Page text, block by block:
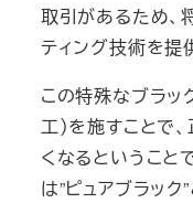
取引があるため
ティング技術を提
この特殊なブラッ
工）を施すことで
くなるということ
は”ピュアブラッ